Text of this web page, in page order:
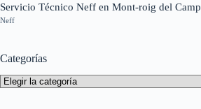
Servicio Técnico Neff en Mont-roig del Camp
Neff
Categorías
Categorías